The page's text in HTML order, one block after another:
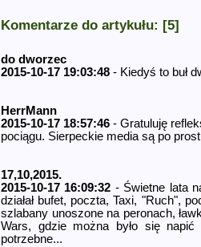
Komentarze do artykułu: [5]
do dworzec
2015-10-17 19:03:48 - Kiedyś to buł
HerrMann
2015-10-17 18:57:46 - Gratuluję
pociągu. Sierpeckie media są po
17,10,2015.
2015-10-17 16:09:32 - Świetne lata
działał bufet, poczta, Taxi, "Ruch",
szlabany unoszone na peronach,
Wars, gdzie można było się
potrzebne...